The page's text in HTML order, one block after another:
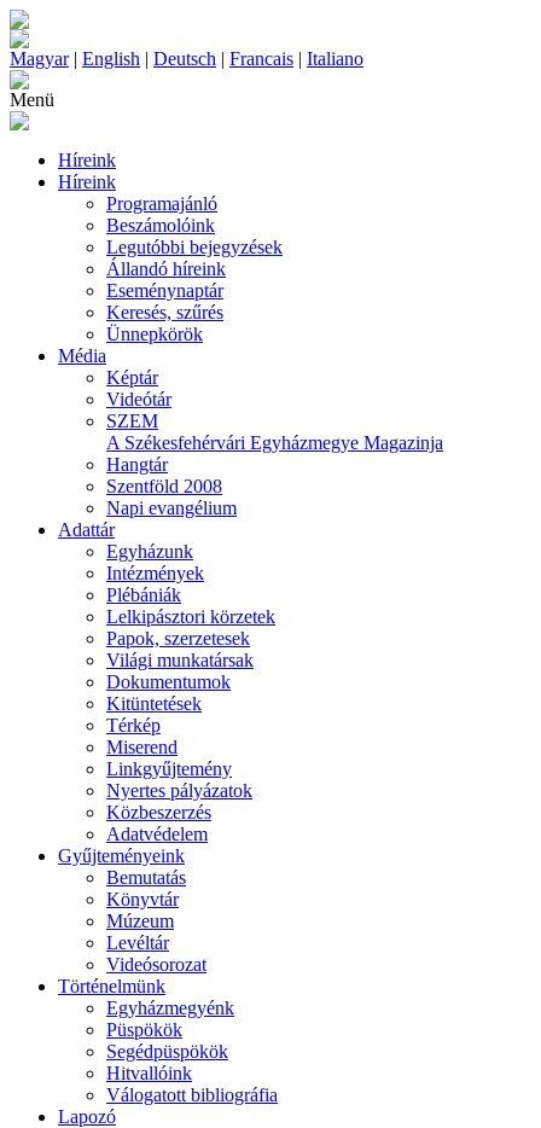
Magyar| English | Deutsch | Francais | Italiano
Menü
Híreink
Híreink
Programajánló
Beszámolóink
Legutóbbi bejegyzések
Állandó híreink
Eseménynaptár
Keresés, szűrés
Ünnepkörök
Média
Képtár
Videótár
SZEM
A Székesfehérvári Egyházmegye Magazinja
Hangtár
Szentföld 2008
Napi evangélium
Adattár
Egyházunk
Intézmények
Plébániák
Lelkipásztori körzetek
Papok, szerzetesek
Világi munkatársak
Dokumentumok
Kitüntetések
Térkép
Miserend
Linkgyűjtemény
Nyertes pályázatok
Közbeszerzés
Adatvédelem
Gyűjteményeink
Bemutatás
Könyvtár
Múzeum
Levéltár
Videósorozat
Történelmünk
Egyházmegyénk
Püspökök
Segédpüspökök
Hitvallóink
Válogatott bibliográfia
Lapozó